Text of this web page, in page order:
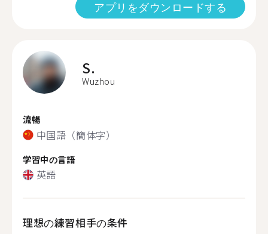
アプリをダウンロードする
S.
Wuzhou
流暢
中国語（簡体字）
学習中の言語
英語
理想の練習相手の条件